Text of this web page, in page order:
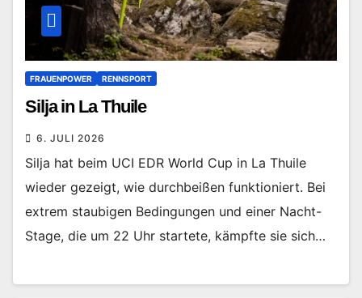
FRAUENPOWER RENNSPORT
Silja in La Thuile
6. JULI 2026
Silja hat beim UCI EDR World Cup in La Thuile
wieder gezeigt, wie durchbeißen funktioniert. Bei
extrem staubigen Bedingungen und einer Nacht-
Stage, die um 22 Uhr startete, kämpfte sie sich…